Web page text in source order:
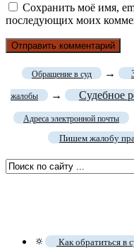
Сохранить моё имя,
последующих моих
Обращение в суд →
жалобы → Судебное
Адреса электронной почты
Пишем жалобу
🔅 Как обратиться в